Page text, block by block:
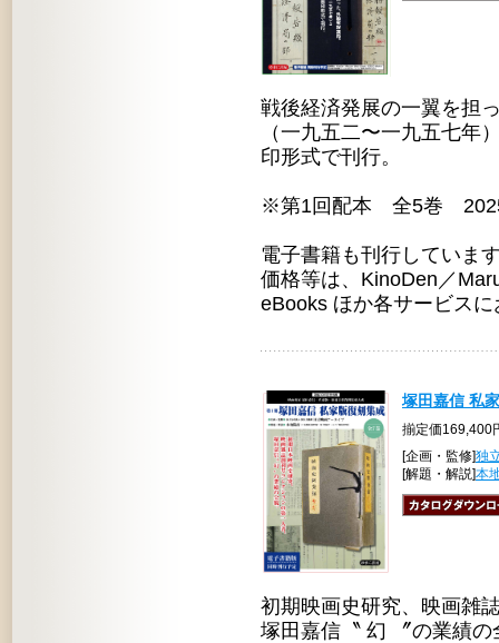
戦後経済発展の一翼を担
（一九五二〜一九五七年
印形式で刊行。
※第1回配本 全5巻
電子書籍も刊行していま
価格等は、KinoDen／
eBooks ほか各サービス
塚田嘉信 私
揃定価
[企画・監修]独
[解題・解説]本
初期映画史研究、映画雑
塚田嘉信〝 幻 〞の業績の